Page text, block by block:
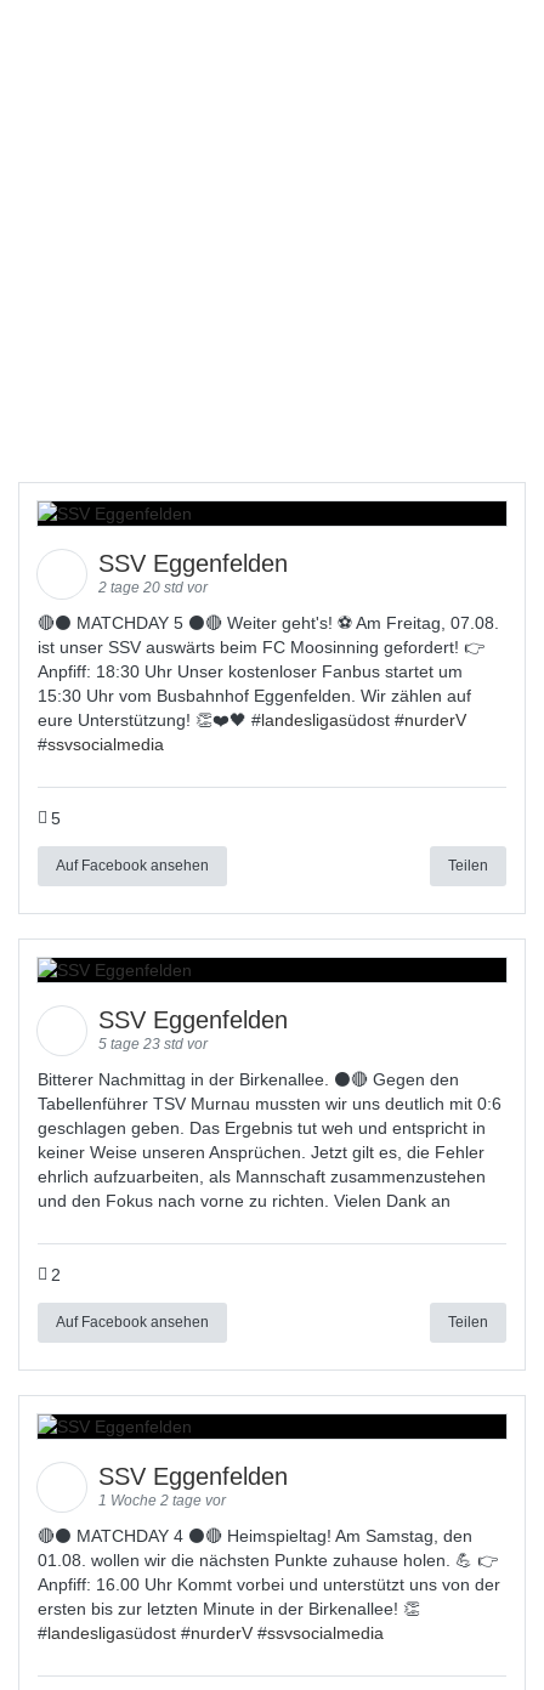
SSV Eggenfelden
2 tage 20 std vor
🔴⚫️ MATCHDAY 5 ⚫️🔴 Weiter geht's! ⚽ Am Freitag, 07.08.
ist unser SSV auswärts beim FC Moosinning gefordert! 👉
Anpfiff: 18:30 Uhr Unser kostenloser Fanbus startet um
15:30 Uhr vom Busbahnhof Eggenfelden. Wir zählen auf
eure Unterstützung! 👏❤️🖤 #landesligasüdost #nurderV
#ssvsocialmedia
5
Auf Facebook ansehen Teilen
SSV Eggenfelden
5 tage 23 std vor
Bitterer Nachmittag in der Birkenallee. ⚫🔴 Gegen den
Tabellenführer TSV Murnau mussten wir uns deutlich mit 0:6
geschlagen geben. Das Ergebnis tut weh und entspricht in
keiner Weise unseren Ansprüchen. Jetzt gilt es, die Fehler
ehrlich aufzuarbeiten, als Mannschaft zusammenzustehen
und den Fokus nach vorne zu richten. Vielen Dank an
2
Auf Facebook ansehen Teilen
SSV Eggenfelden
1 Woche 2 tage vor
🔴⚫ MATCHDAY 4 ⚫🔴 Heimspieltag! Am Samstag, den
01.08. wollen wir die nächsten Punkte zuhause holen. 💪 👉
Anpfiff: 16.00 Uhr Kommt vorbei und unterstützt uns von der
ersten bis zur letzten Minute in der Birkenallee! 👏
#landesligasüdost #nurderV #ssvsocialmedia